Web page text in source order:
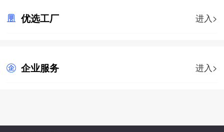
优选工厂 进入>
企业服务 进入>